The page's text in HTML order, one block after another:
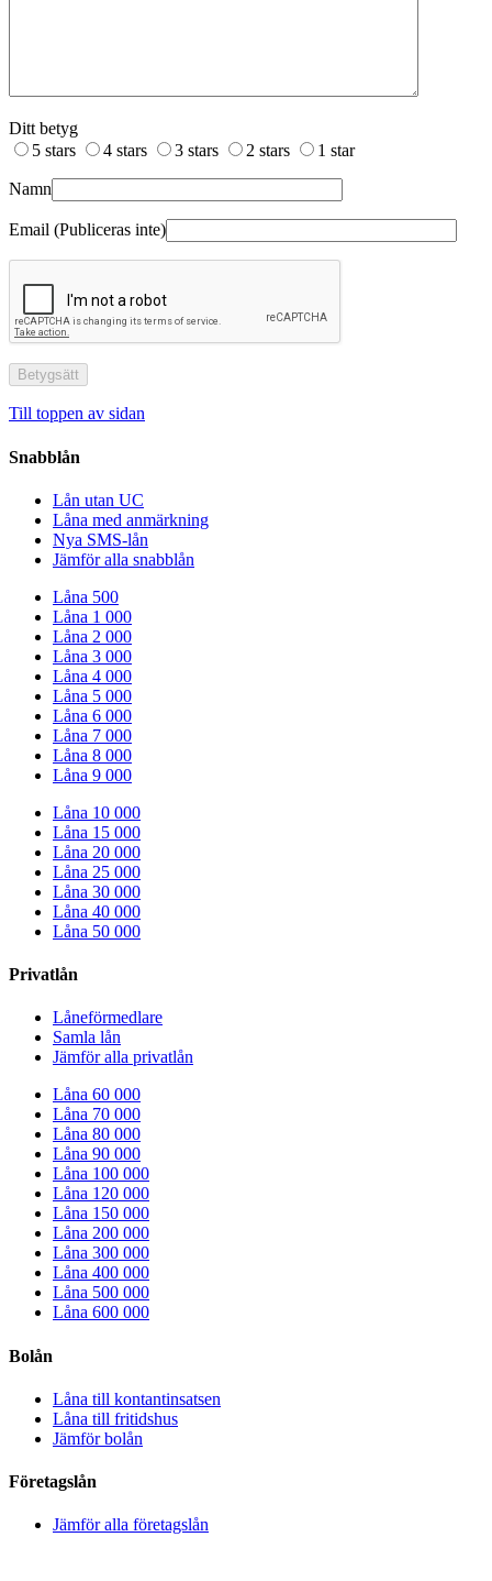
Ditt betyg
5 stars
4 stars 3 stars 2 stars 1 star
Namn
Email (Publiceras inte)
Till toppen av sidan
Snabblån
Lån utan UC
Låna med anmärkning
Nya SMS-lån
Jämför alla snabblån
Låna 500
Låna 1 000
Låna 2 000
Låna 3 000
Låna 4 000
Låna 5 000
Låna 6 000
Låna 7 000
Låna 8 000
Låna 9 000
Låna 10 000
Låna 15 000
Låna 20 000
Låna 25 000
Låna 30 000
Låna 40 000
Låna 50 000
Privatlån
Låneförmedlare
Samla lån
Jämför alla privatlån
Låna 60 000
Låna 70 000
Låna 80 000
Låna 90 000
Låna 100 000
Låna 120 000
Låna 150 000
Låna 200 000
Låna 300 000
Låna 400 000
Låna 500 000
Låna 600 000
Bolån
Låna till kontantinsatsen
Låna till fritidshus
Jämför bolån
Företagslån
Jämför alla företagslån